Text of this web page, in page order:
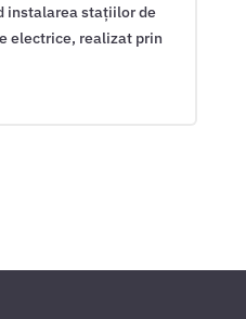
instalarea stațiilor de
electrice, realizat prin